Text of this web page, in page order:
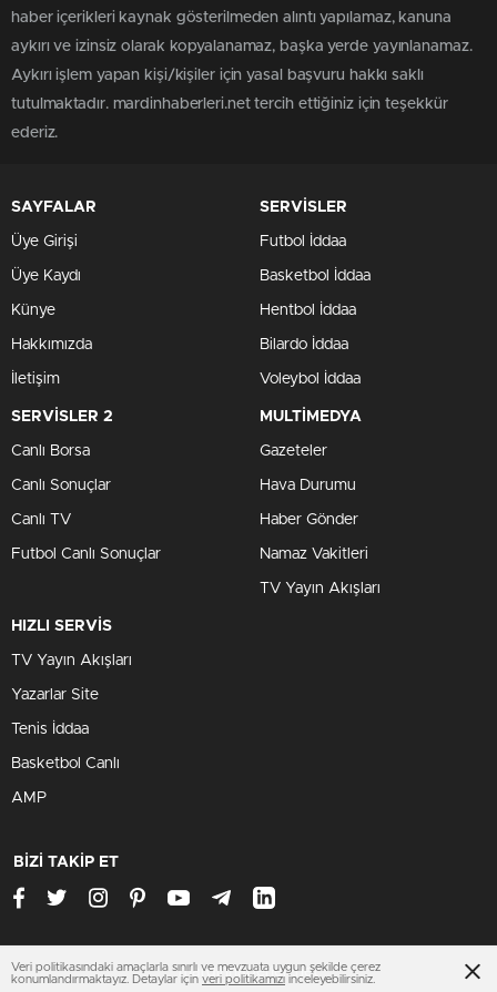
haber içerikleri kaynak gösterilmeden alıntı yapılamaz, kanuna
aykırı ve izinsiz olarak kopyalanamaz, başka yerde yayınlanamaz.
Aykırı işlem yapan kişi/kişiler için yasal başvuru hakkı saklı
tutulmaktadır. mardinhaberleri.net tercih ettiğiniz için teşekkür
ederiz.
SAYFALAR
Üye Girişi
Üye Kaydı
Künye
Hakkımızda
İletişim
SERVİSLER
Futbol İddaa
Basketbol İddaa
Hentbol İddaa
Bilardo İddaa
Voleybol İddaa
SERVİSLER 2
Canlı Borsa
Canlı Sonuçlar
Canlı TV
Futbol Canlı Sonuçlar
MULTİMEDYA
Gazeteler
Hava Durumu
Haber Gönder
Namaz Vakitleri
TV Yayın Akışları
HIZLI SERVİS
TV Yayın Akışları
Yazarlar Site
Tenis İddaa
Basketbol Canlı
AMP
BİZİ TAKİP ET
mardinhaberleri.net
Veri politikasındaki amaçlarla sınırlı ve mevzuata uygun şekilde çerez
konumlandırmaktayız. Detaylar için veri politikamızı inceleyebilirsiniz.